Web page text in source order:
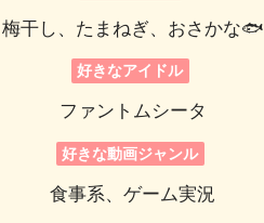
梅干し、たまねぎ、おさかな🐟
好きなアイドル
ファントムシータ
好きな動画ジャンル
食事系、ゲーム実況